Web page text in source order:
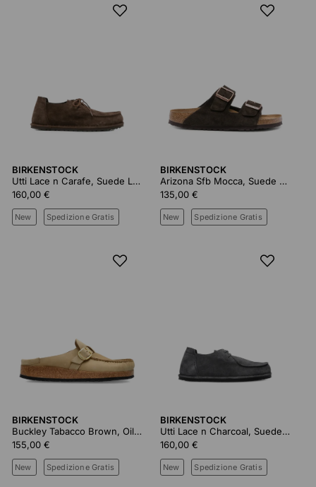
BIRKENSTOCK
Utti Lace n Carafe, Suede Leather
160,00 €
New Spedizione Gratis
BIRKENSTOCK
Arizona Sfb Mocca, Suede Leather
135,00 €
New Spedizione Gratis
BIRKENSTOCK
Buckley Tabacco Brown, Oiled Leather
155,00 €
New Spedizione Gratis
BIRKENSTOCK
Utti Lace n Charcoal, Suede Leather
160,00 €
New Spedizione Gratis